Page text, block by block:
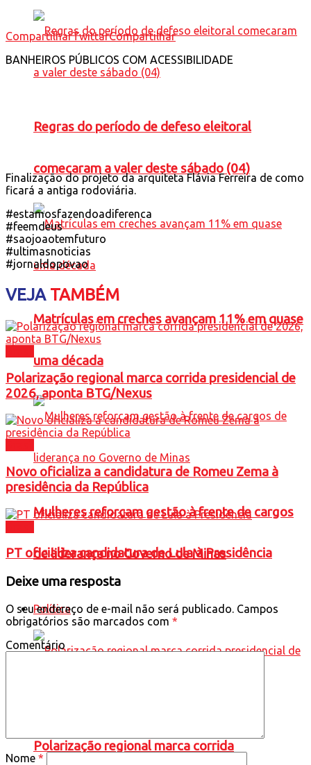
Regras do período de defeso eleitoral
comecaram a valer deste sábado (04)
Matrículas em creches avançam 11% em quase
uma década
Mulheres reforçam gestão à frente de cargos
de liderança no Governo de Minas
Política
Polarização regional marca corrida
CompartilharTwittarCompartilhar
BANHEIROS PÚBLICOS COM ACESSIBILIDADE
Finalização do projeto da arquiteta Flávia Ferreira de como
ficará a antiga rodoviária.
#estamosfazendoadiferenca
#feemdeus
#saojoaotemfuturo
#ultimasnoticias
#jornaldopovao
VEJATAMBÉM
Polarização regional marca corrida presidencial de
2026, aponta BTG/Nexus
Novo oficializa a candidatura de Romeu Zema à
presidência da República
PT oficializa candidatura de Lula à Presidência
Deixe uma resposta
O seu endereço de e-mail não será publicado. Campos
obrigatórios são marcados com *
Comentário
Nome *